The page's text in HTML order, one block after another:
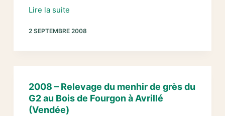
Lire la suite2008
Relevage
de
l’alignement
2 SEPTEMBRE 2008
2008 – Relevage du menhir de grès du
G2 au Bois de Fourgon à Avrillé
(Vendée)